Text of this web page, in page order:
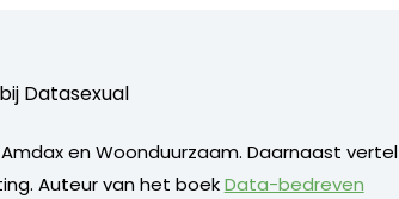
Datasexual
en Woonduurzaam. Daarnaast vertel
Auteur van het boekData-bedreven